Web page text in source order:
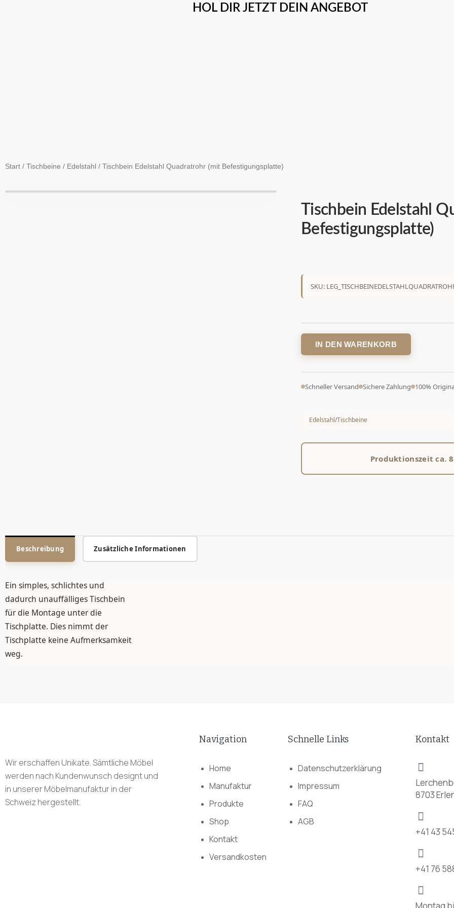
HOL DIR JETZT DEIN ANGEBOT
Start / Tischbeine / Edelstahl / Tischbein Edelstahl Quadratrohr (mit Befestigungsplatte)
Tischbein Edelstahl
Befestigungsplatte)
SKU:
IN DEN WARENKORB
Schneller Versand Sichere Zahlung 100%
Edelstahl/Tischbeine
Produktionszeit ca.
Beschreibung Zusätzliche Informationen
Ein simples, schlichtes und
dadurch unauffälliges Tischbein
für die Montage unter die
Tischplatte. Dies nimmt der
Tischplatte keine Aufmerksamkeit
weg.
Wir erschaffen Unikate. Sämtliche Möbel
werden nach Kundenwunsch designt und
in unserer Möbelmanufaktur in der
Schweiz hergestellt.
Navigation
Home
Manufaktur
Produkte
Shop
Kontakt
Versandkosten
Schnelle Links
Datenschutzerklärung
Impressum
FAQ
AGB
Kontakt
8703
+41 43
+41 76
Montag